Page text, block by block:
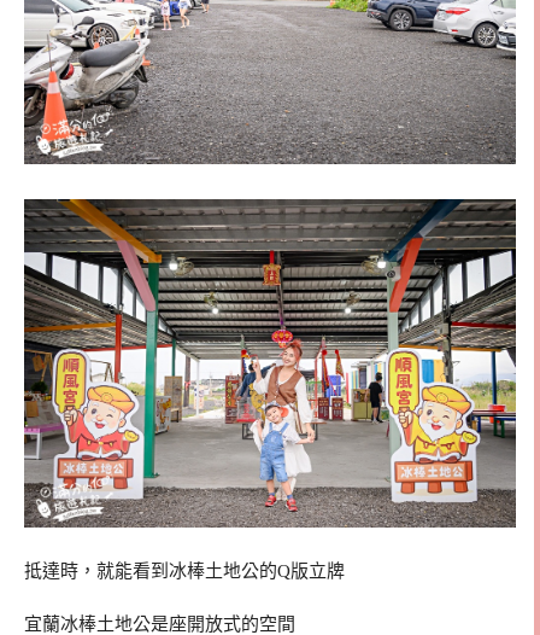
抵達時，就能看到冰棒土地公的Q版立牌
宜蘭冰棒土地公是座開放式的空間